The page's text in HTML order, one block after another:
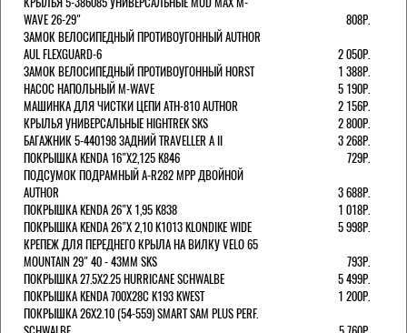
WAVE 26-29"
808Р.
ЗАМОК ВЕЛОСИПЕДНЫЙ ПРОТИВОУГОННЫЙ AUTHOR
AUL FLEXGUARD-6
2 050Р.
ЗАМОК ВЕЛОСИПЕДНЫЙ ПРОТИВОУГОННЫЙ HORST
1 388Р.
НАСОС НАПОЛЬНЫЙ M-WAVE
5 190Р.
МАШИНКА ДЛЯ ЧИСТКИ ЦЕПИ ATH-810 AUTHOR
2 156Р.
КРЫЛЬЯ УНИВЕРСАЛЬНЫЕ HIGHTREK SKS
2 800Р.
БАГАЖНИК 5-440198 ЗАДНИЙ TRAVELLER A II
3 268Р.
ПОКРЫШКА KENDA 16"Х2,125 K846
729Р.
ПОДСУМОК ПОДРАМНЫЙ A-R282 MPP ДВОЙНОЙ
AUTHOR
3 688Р.
ПОКРЫШКА KENDA 26"Х 1,95 K838
1 018Р.
ПОКРЫШКА KENDA 26"Х 2,10 K1013 KLONDIKE WIDE
5 998Р.
КРЕПЕЖ ДЛЯ ПЕРЕДНЕГО КРЫЛА НА ВИЛКУ VELO 65
MOUNTAIN 29" 40 - 43ММ SKS
793Р.
ПОКРЫШКА 27.5X2.25 HURRICANE SCHWALBE
5 499Р.
ПОКРЫШКА KENDA 700Х28С K193 KWEST
1 200Р.
ПОКРЫШКА 26X2.10 (54-559) SMART SAM PLUS PERF.